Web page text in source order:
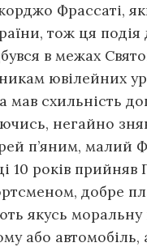
Фрассаті,
тож ця
в межах
ювілейних
мав схильність
негайно зняв
п’яним, малий
10 років
добре
якусь моральну
або